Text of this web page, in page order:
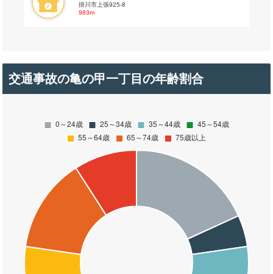
掛川市上張925-8
983m
交通事故の亀の甲一丁目の年齢割合